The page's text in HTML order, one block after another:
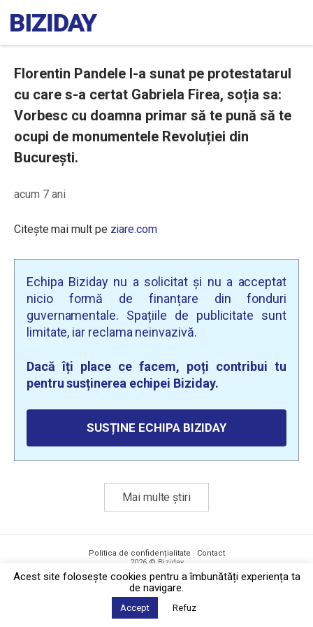
Florentin Pandele l-a sunat pe protestatarul
cu care s-a certat Gabriela Firea, soția sa:
Vorbesc cu doamna primar să te pună să te
ocupi de monumentele Revoluției din
București.
acum 7 ani
Citește mai mult pe ziare.com
Echipa Biziday nu a solicitat și nu a acceptat
nicio formă de finanțare din fonduri
guvernamentale. Spațiile de publicitate sunt
limitate, iar reclama neinvazivă.
Dacă îți place ce facem, poți contribui tu
pentru susținerea echipei Biziday.
SUSȚINE ECHIPA BIZIDAY
Mai multe știri
Politica de confidențialitate · Contact
2026 © Biziday
Acest site foloseşte cookies pentru a îmbunătăți experiența ta
de navigare.
Accept Refuz